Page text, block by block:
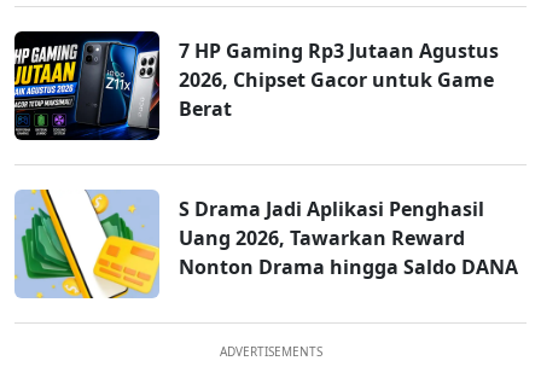
7 HP Gaming Rp3 Jutaan Agustus
2026, Chipset Gacor untuk Game
Berat
S Drama Jadi Aplikasi Penghasil
Uang 2026, Tawarkan Reward
Nonton Drama hingga Saldo DANA
ADVERTISEMENTS